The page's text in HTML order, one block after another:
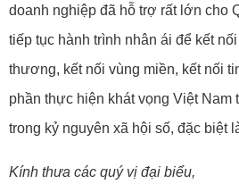
doanh nghiệp đã hỗ trợ rất lớn cho
tiếp tục hành trình nhân ái để kết
thương, kết nối vùng miền, kết nối
phần thực hiện khát vọng Việt Nam
trong kỷ nguyên xã hội số, đặc biệt
Kính thưa các quý vị đại biểu,